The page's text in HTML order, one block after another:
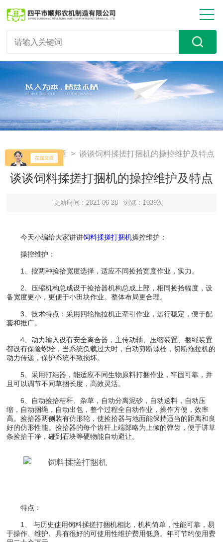
首页 >技术文章 > 谈谈饲料揉搓打捆机的操控维护及特点
谈谈饲料揉搓打捆机的操控维护及特点
更新时间：2021-06-28 浏览：1039次
今天小编给大家讲讲饲料揉搓打捆机操控维护：
操控维护：
1、按两种捡拾宽度选择，适应不同捡拾宽度作业，实力。
2、压缩机构总成设于捡拾器机构总成上部，相同捡拾幅度，设
备宽度更小，更便于小田块作业。整体布局更合理。
3、技术特点：采用四轮拖拉机正牵引作业，运行稳定，便于配
套和推广。
4、动力输入设有安全离合器，主传动轴、压缩装置、捆绳装置
都设有保险螺栓，当系统负载过大时，自动剪断螺栓，切断拖拉机的
动力传递，保护系统不致损坏。
5、采用打结器，能适应不同生物原料打捆作业，牢固可靠，并
且可以调节不同草捆长度，高效灵活。
6、自动捡拾秸秆、杂草，自动分离泥砂，自动送料，自动压
缩，自动捆绳，自动出包，整个过程全自动作业，操作方便，效率
高。捡拾器两侧装有仿形轮，使捡拾器与地面能保持适当的距离和良
好的仿形性能。捡拾器的每个齿杆上端部略为上倾的弹齿，便于讲草
条捡拾干净，碰到石块等硬物能自动避让。
特点：
1、 与历史使用饲料揉搓打捆机相比，机构简单，性能可靠，易
于操作、维护、具有很好的可使用性维护费用低廉。年可节约使用费